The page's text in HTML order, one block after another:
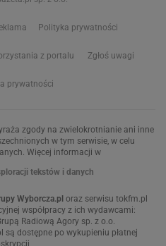
Polityka prywatności
z portalu Zgłoś uwagi
prywatności
zgody na zwielokrotnianie ani inne
w tym serwisie, w celu
Więcej informacji w
tekstów i danych
Wyborcza.pl oraz serwisu tokfm.pl
współpracy z ich wydawcami:
Radiową Agory sp. z o.o.
są dostępne po wykupieniu płatnej